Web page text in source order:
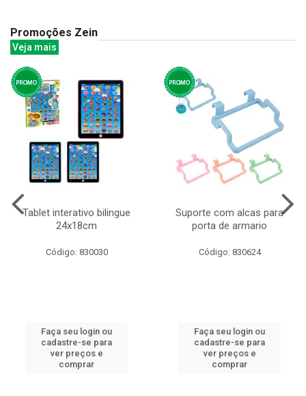
Promoções Zein
Veja mais
Tablet interativo bilingue
24x18cm
Código: 830030
Faça seu login ou
cadastre-se para
ver preços e
comprar
Suporte com alcas para
porta de armario
Código: 830624
Faça seu login ou
cadastre-se para
ver preços e
comprar